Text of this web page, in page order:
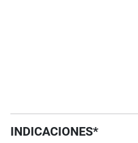
INDICACIONES*